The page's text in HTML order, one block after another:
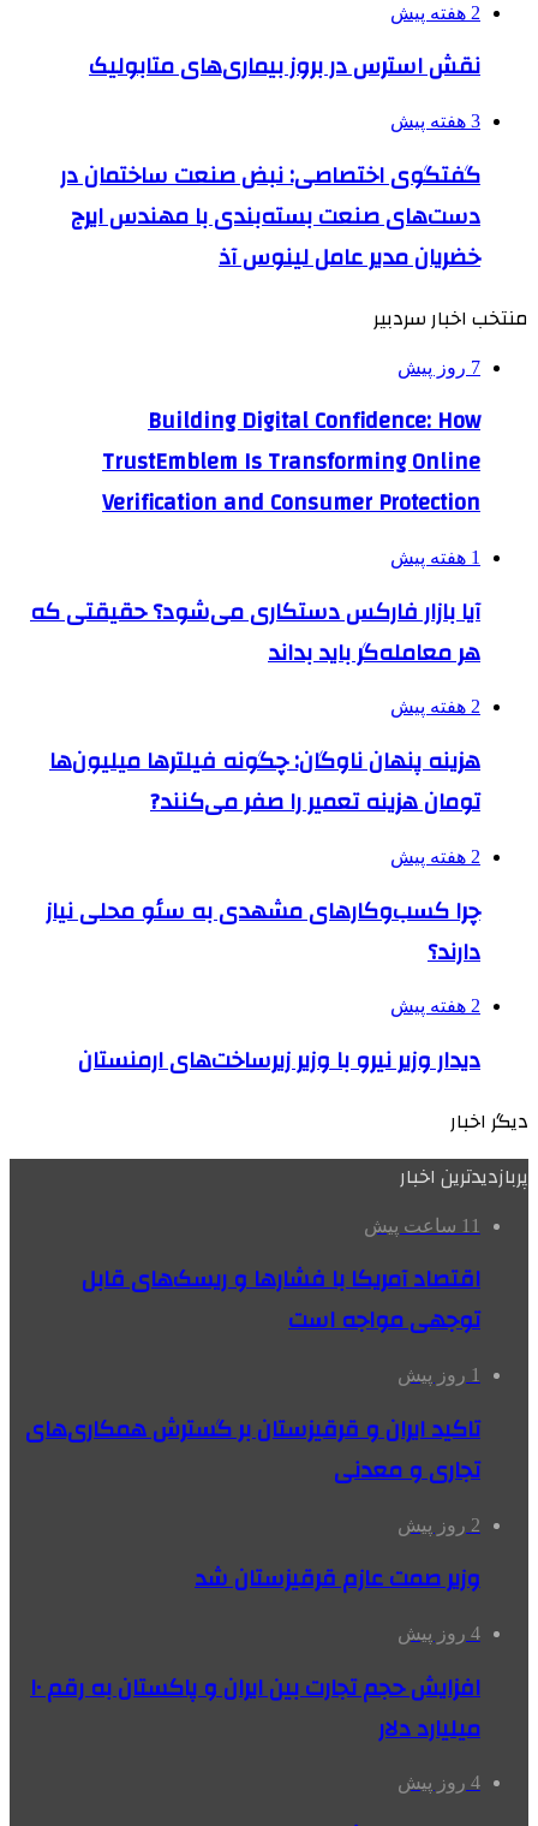
2 هفته پیش
نقش استرس در بروز بیماری‌های متابولیک
3 هفته پیش
گفتگوی اختصاصی: نبض صنعت ساختمان در
دست‌های صنعت بسته‌بندی با مهندس ایرج
خضریان مدیر عامل لینوس آذ
منتخب اخبار سردبیر
7 روز پیش
Building Digital Confidence: How
TrustEmblem Is Transforming Online
Verification and Consumer Protection
1 هفته پیش
آیا بازار فارکس دستکاری می‌شود؟ حقیقتی که
هر معامله‌گر باید بداند
2 هفته پیش
هزینه پنهان ناوگان: چگونه فیلترها میلیون‌ها
تومان هزینه تعمیر را صفر می‌کنند?
2 هفته پیش
چرا کسب‌وکارهای مشهدی به سئو محلی نیاز
دارند؟
2 هفته پیش
دیدار وزیر نیرو با وزیر زیرساخت‌های ارمنستان
دیگر اخبار
پربازدیدترین اخبار
11 ساعت پیش
اقتصاد آمریکا با فشارها و ریسک‌های قابل
توجهی مواجه است
1 روز پیش
تاکید ایران و قرقیزستان بر گسترش همکاری‌های
تجاری و معدنی
2 روز پیش
وزیر صمت عازم قرقیزستان شد
4 روز پیش
افزایش حجم تجارت بین ایران و پاکستان به رقم ۱۰
میلیارد دلار
4 روز پیش